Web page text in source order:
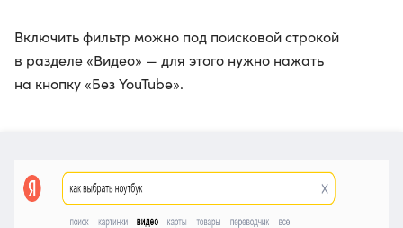
Включить фильтр можно под поисковой строкой
в разделе «Видео» — для этого нужно нажать
на кнопку «Без YouTube».